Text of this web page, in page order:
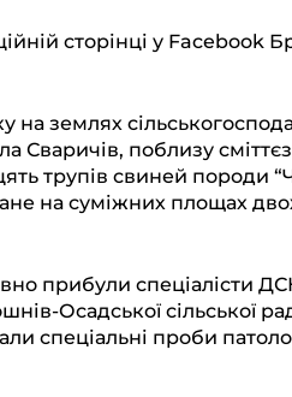
сторінці у Facebook
на землях
Сваричів, поблизу
трупів свиней породи
на суміжних площах
прибули спеціалісти
Осадської сільської
спеціальні проби